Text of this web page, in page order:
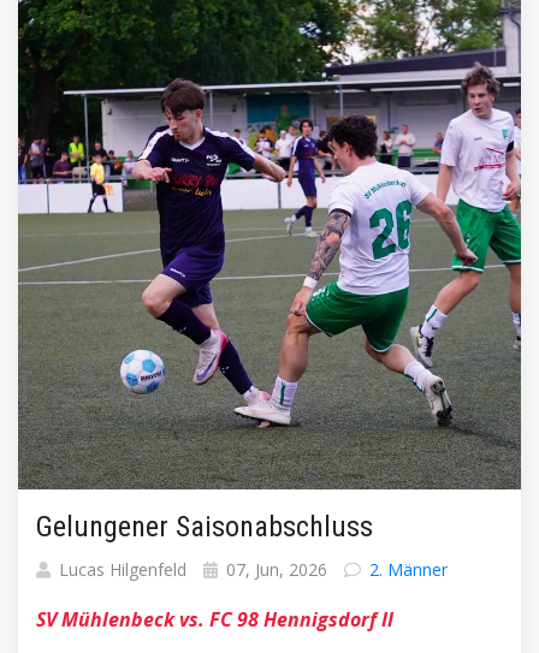
Gelungener Saisonabschluss
Lucas Hilgenfeld 07, Jun, 2026 2. Männer
SV Mühlenbeck vs. FC 98 Hennigsdorf II